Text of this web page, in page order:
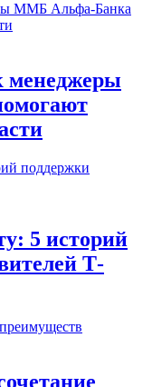
менеджеры
5 историй
Т-